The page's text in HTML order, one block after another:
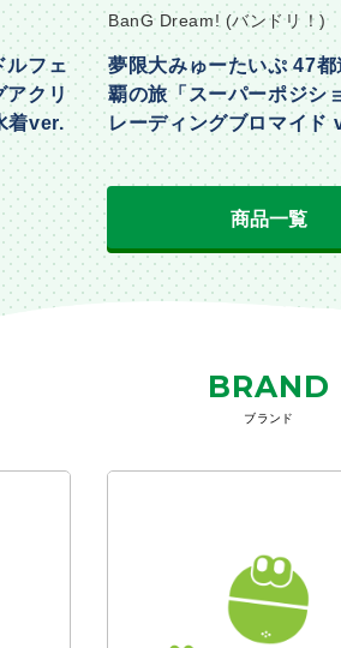
ルフェ
アクリ
着ver.
BanG Dream! (バンドリ！)
夢限大みゅーたいぷ 47都
覇の旅「スーパーポジ
レーディングブロマイド
商品一覧
BRAND
ブランド